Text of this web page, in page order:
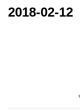
2018-02-12